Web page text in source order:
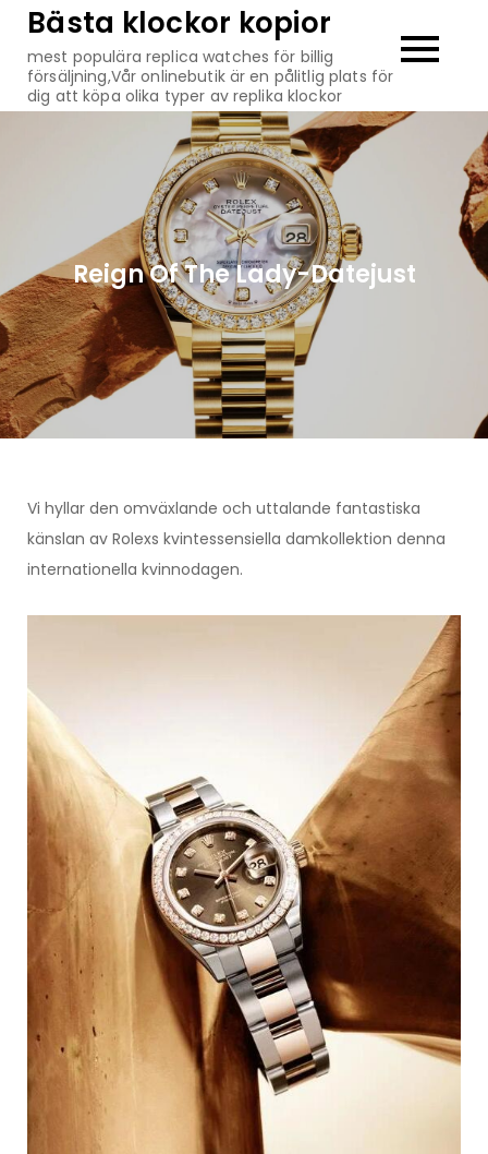
Hoppa
innehåll
Bästa klockor kopior
mest populära replica watches för billig
försäljning,Vår onlinebutik är en pålitlig plats för
dig att köpa olika typer av replika klockor
Reign Of The Lady-Datejust
Vi hyllar den omväxlande och uttalande fantastiska
känslan av Rolexs kvintessensiella damkollektion denna
internationella kvinnodagen.